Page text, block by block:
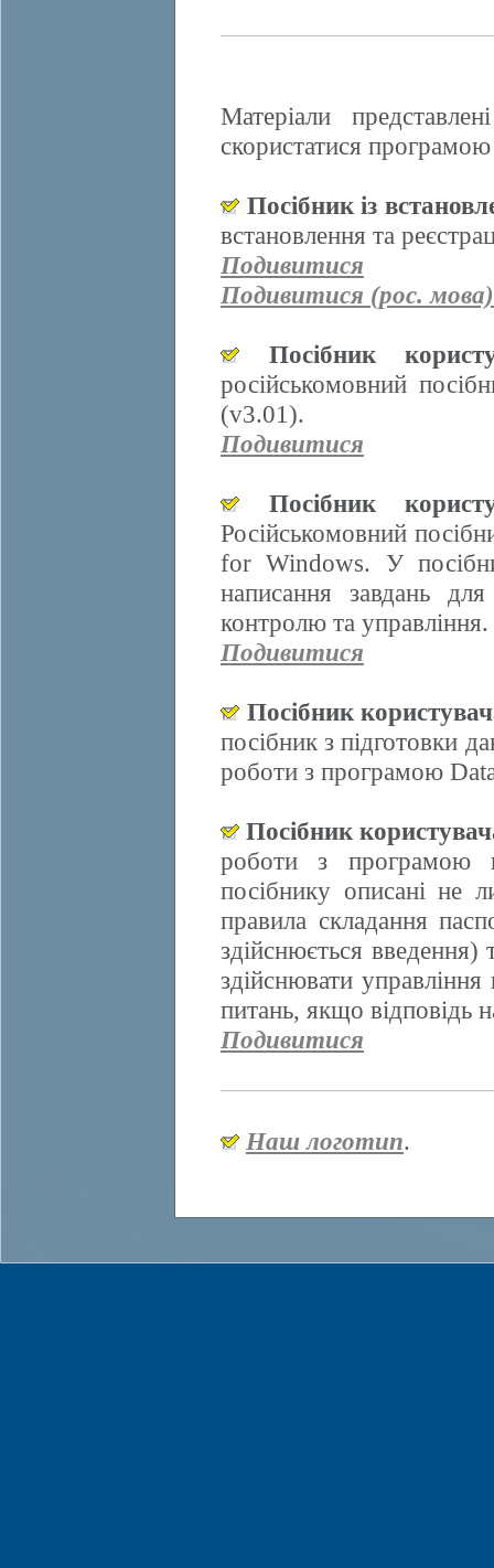
Матеріали
скористатися
Посібник із
встановлення та
Подивитися
Подивитися (рос. мова)
Посібник
російськомовний
(v3.01).
Подивитися
Посібник
Російськомовний
for Windows. У
написання завдань
контролю та управління.
Подивитися
Посібник
посібник з підготовки
роботи з програмою
Посібник
роботи з програмою
посібнику описані не
правила складання
здійснюється
здійснювати
питань, якщо відповідь
Подивитися
Наш логотип.